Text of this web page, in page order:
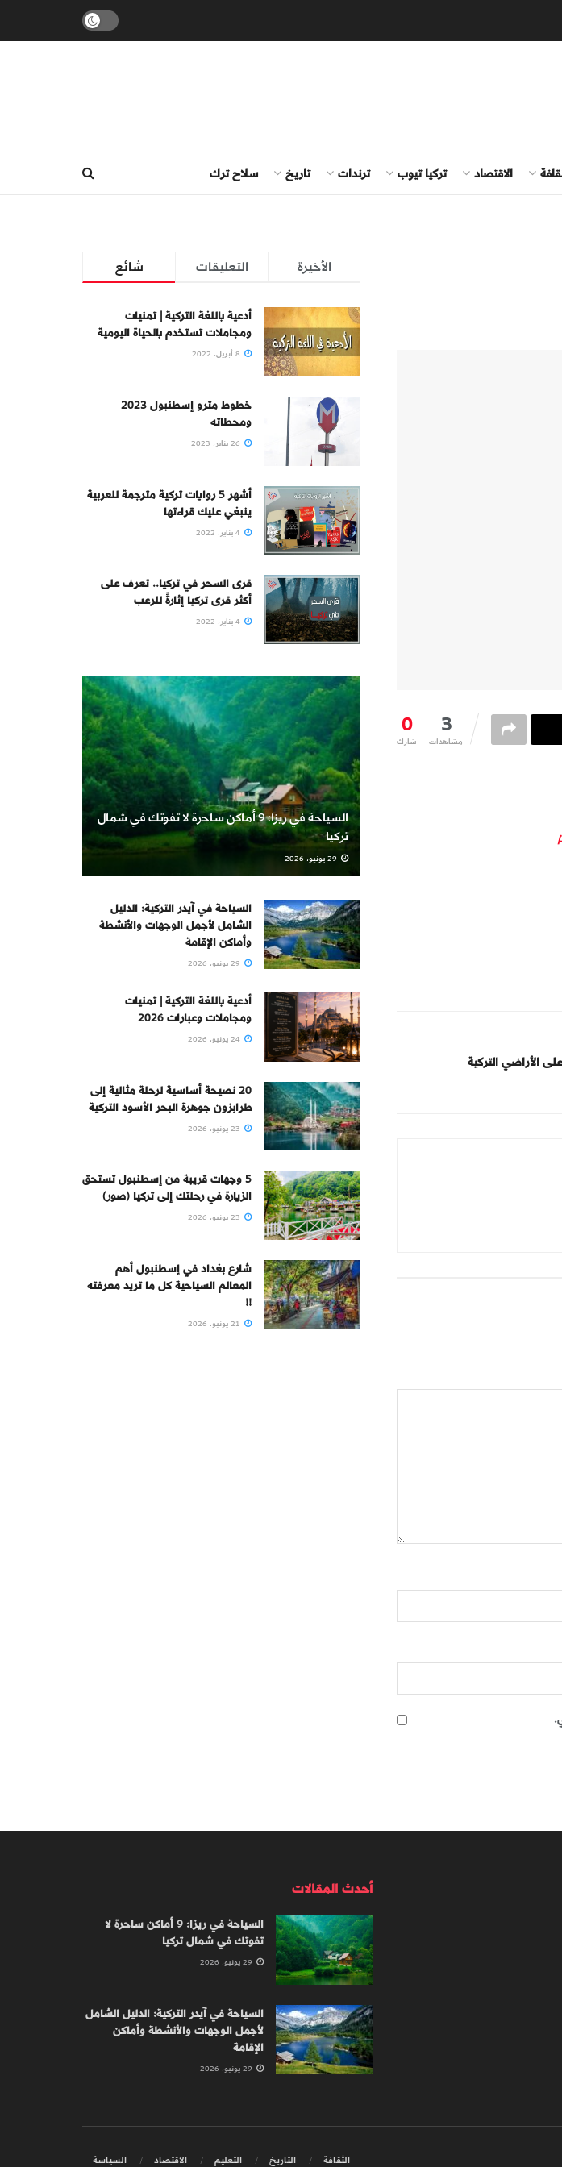
الاقتصاد تركيا تيوب ترندات تاريخ سلاح ترك
0
شارك 3
مشاهدات
الأراضي التركية
شائع التعليقات الأخيرة
أدعية باللغة التركية | تمنيات
ومجاملات تستخدم بالحياة اليومية
خطوط مترو إسطنبول 2023
ومحطاته
أشهر 5 روايات تركية مترجمة للعربية
ينبغي عليك قراءتها
قرى السحر في تركيا.. تعرف على
أكثر قرى تركيا إثارةً للرعب
السياحة في ريزا: 9 أماكن ساحرة لا تفوتك في شمال
تركيا
السياحة في آيدر التركية: الدليل
الشامل لأجمل الوجهات والأنشطة
وأماكن الإقامة
أدعية باللغة التركية | تمنيات
ومجاملات وعبارات 2026
20 نصيحة أساسية لرحلة مثالية إلى
طرابزون جوهرة البحر الأسود التركية
5 وجهات قريبة من إسطنبول تستحق
الزيارة في رحلتك إلى تركيا (صور)
شارع بغداد في إسطنبول أهم
المعالم السياحية كل ما تريد معرفته
!!
أحدث المقالات
السياحة في ريزا: 9 أماكن ساحرة لا
تفوتك في شمال تركيا
السياحة في آيدر التركية: الدليل الشامل
لأجمل الوجهات والأنشطة وأماكن
الإقامة
الثقافة التاريخ التعليم الاقتصاد السياسة